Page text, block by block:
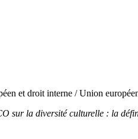
et droit interne / Union
sur la diversité culturelle : la